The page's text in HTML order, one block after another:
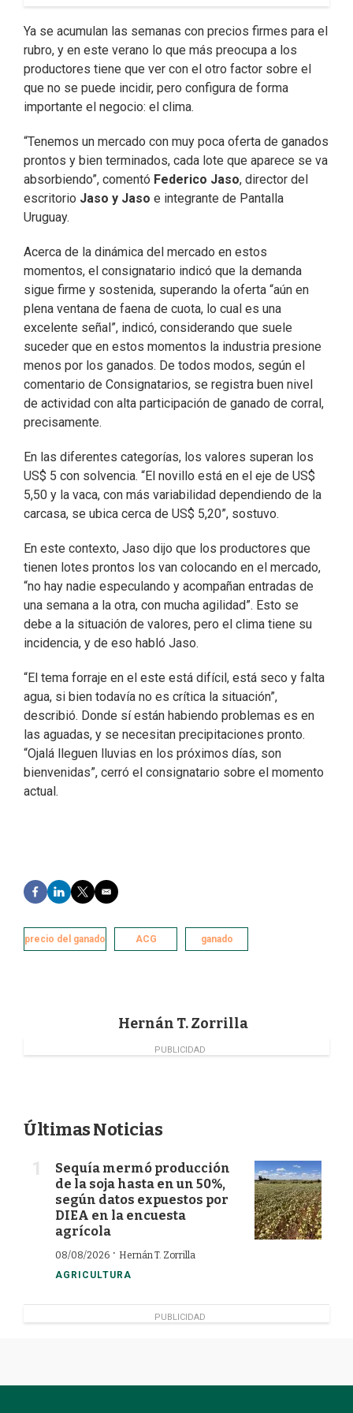
Ya se acumulan las semanas con precios firmes para el
rubro, y en este verano lo que más preocupa a los
productores tiene que ver con el otro factor sobre el
que no se puede incidir, pero configura de forma
importante el negocio: el clima.
“Tenemos un mercado con muy poca oferta de ganados
prontos y bien terminados, cada lote que aparece se va
absorbiendo”, comentó Federico Jaso, director del
escritorio Jaso y Jaso e integrante de Pantalla
Uruguay.
Acerca de la dinámica del mercado en estos
momentos, el consignatario indicó que la demanda
sigue firme y sostenida, superando la oferta “aún en
plena ventana de faena de cuota, lo cual es una
excelente señal”, indicó, considerando que suele
suceder que en estos momentos la industria presione
menos por los ganados. De todos modos, según el
comentario de Consignatarios, se registra buen nivel
de actividad con alta participación de ganado de corral,
precisamente.
En las diferentes categorías, los valores superan los
US$ 5 con solvencia. “El novillo está en el eje de US$
5,50 y la vaca, con más variabilidad dependiendo de la
carcasa, se ubica cerca de US$ 5,20”, sostuvo.
En este contexto, Jaso dijo que los productores que
tienen lotes prontos los van colocando en el mercado,
“no hay nadie especulando y acompañan entradas de
una semana a la otra, con mucha agilidad”. Esto se
debe a la situación de valores, pero el clima tiene su
incidencia, y de eso habló Jaso.
“El tema forraje en el este está difícil, está seco y falta
agua, si bien todavía no es crítica la situación”,
describió. Donde sí están habiendo problemas es en
las aguadas, y se necesitan precipitaciones pronto.
“Ojalá lleguen lluvias en los próximos días, son
bienvenidas”, cerró el consignatario sobre el momento
actual.
F
a
e
b
L
i
k
e
T
w
t
t
E
m
l
precio del ganado ACG ganado
Hernán T. Zorrilla
PUBLICIDAD
Últimas Noticias
Sequía mermó producción
de la soja hasta en un 50%,
según datos expuestos por
DIEA en la encuesta
agrícola
08/08/2026 · Hernán T. Zorrilla
AGRICULTURA
PUBLICIDAD